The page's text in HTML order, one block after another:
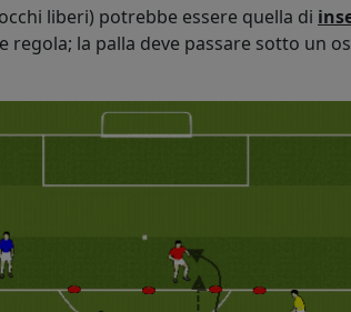
liberi) potrebbe essere quella di
regola; la palla deve passare sotto un